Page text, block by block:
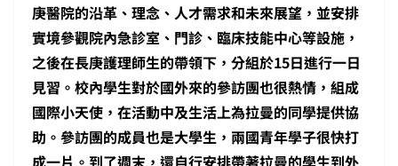
庚醫院的沿革、理念、人才需求和未來展望，並安排
實境參觀院內急診室、門診、臨床技能中心等設施，
之後在長庚護理師生的帶領下，分組於15日進行一日
見習。校內學生對於國外來的參訪團也很熱情，組成
國際小天使，在活動中及生活上為拉曼的同學提供協
助。參訪團的成員也是大學生，兩國青年學子很快打
成一片。到了週末，還自行安排帶著拉曼的學生到外